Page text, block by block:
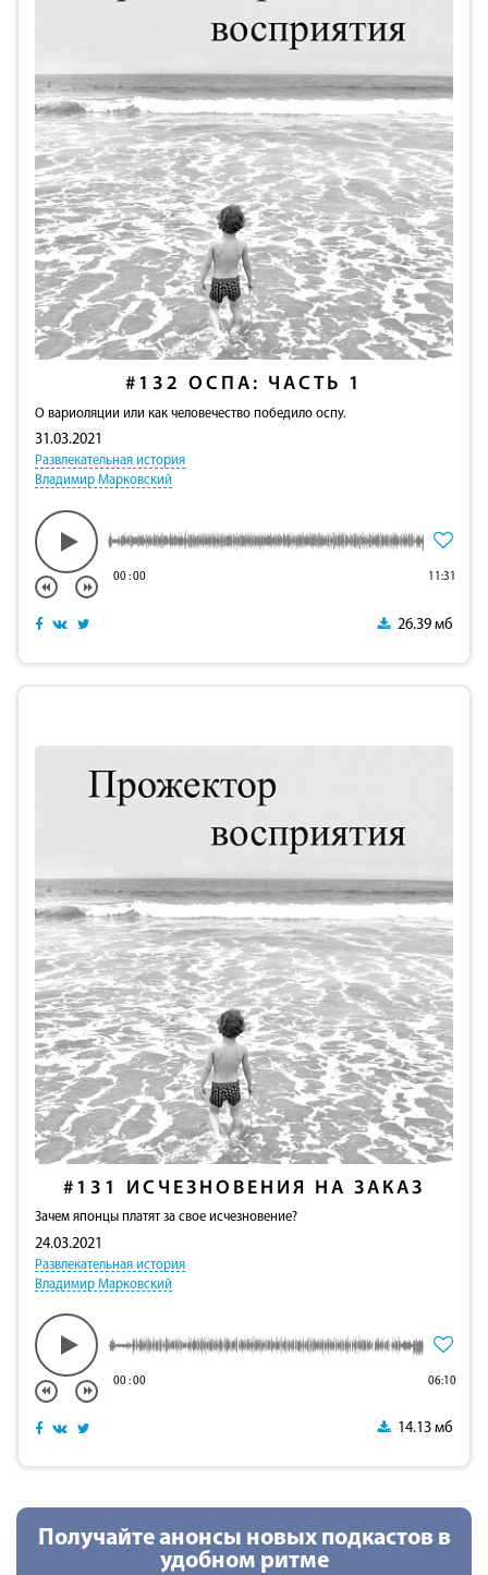
#132 ОСПА: ЧАСТЬ 1
О вариоляции или как человечество победило оспу.
31.03.2021
Развлекательная история
Владимир Марковский
00:00 11:31
26.39 мб
#131 ИСЧЕЗНОВЕНИЯ НА ЗАКАЗ
Зачем японцы платят за свое исчезновение?
24.03.2021
Развлекательная история
Владимир Марковский
00:00 06:10
14.13 мб
Получайте анонсы новых подкастов в
удобном ритме